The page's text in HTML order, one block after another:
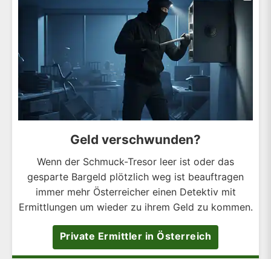
Geld verschwunden?
Wenn der Schmuck-Tresor leer ist oder das
gesparte Bargeld plötzlich weg ist beauftragen
immer mehr Österreicher einen Detektiv mit
Ermittlungen um wieder zu ihrem Geld zu kommen.
Private Ermittler in Österreich